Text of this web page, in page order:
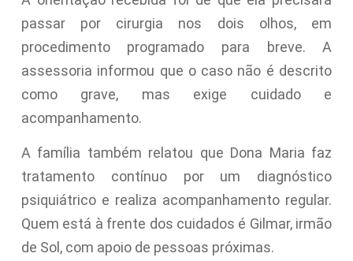
passar por cirurgia nos dois olhos, em
procedimento programado para breve. A
assessoria informou que o caso não é descrito
como grave, mas exige cuidado e
acompanhamento.
A família também relatou que Dona Maria faz
tratamento contínuo por um diagnóstico
psiquiátrico e realiza acompanhamento regular.
Quem está à frente dos cuidados é Gilmar, irmão
de Sol, com apoio de pessoas próximas.